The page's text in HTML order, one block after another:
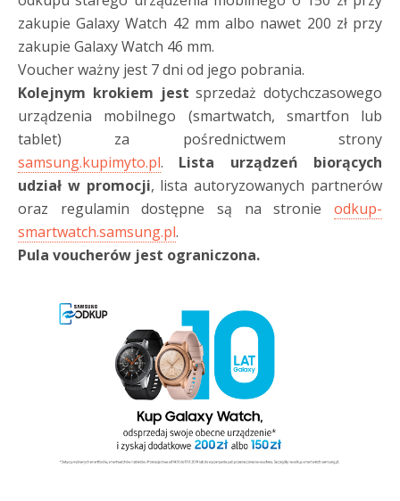
zakupie Galaxy Watch 42 mm albo nawet 200 zł przy
zakupie Galaxy Watch 46 mm.
Voucher ważny jest 7 dni od jego pobrania.
Kolejnym krokiem jest sprzedaż dotychczasowego
urządzenia mobilnego (smartwatch, smartfon lub
tablet) za pośrednictwem strony
samsung.kupimyto.pl. Lista urządzeń biorących
udział w promocji, lista autoryzowanych partnerów
oraz regulamin dostępne są na stronie odkup-
smartwatch.samsung.pl.
Pula voucherów jest ograniczona.